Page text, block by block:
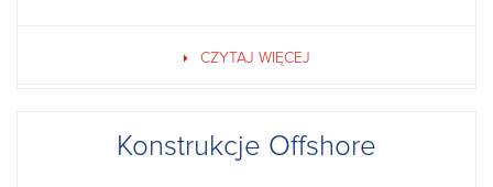
CZYTAJ WIĘCEJ
Konstrukcje Offshore